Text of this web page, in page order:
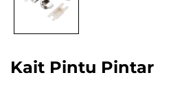
Kait Pintu Pintar